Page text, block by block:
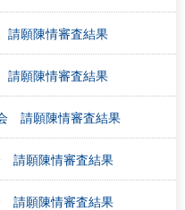
願陳情審査結果
願陳情審査結果
請願陳情審査結果
請願陳情審査結果
請願陳情審査結果